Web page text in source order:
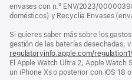
envases con n.º ENV/2023/
domésticos) y Recyclia Envases
Si quieres saber más sobre los
gestión de las baterías desechadas,
regulatoryinfo.apple.com/
El Apple Watch Ultra 2, Apple Watch
un iPhone Xs o posterior con iOS 18